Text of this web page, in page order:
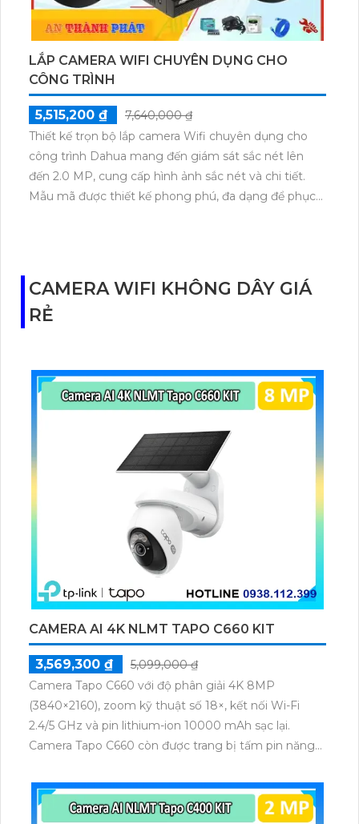
LẮP CAMERA WIFI CHUYÊN DỤNG CHO
CÔNG TRÌNH
5,515,200 ₫
7,640,000 ₫
Thiết kế trọn bộ lắp camera Wifi chuyên dụng cho
công trình Dahua mang đến giám sát sắc nét lên
đến 2.0 MP, cung cấp hình ảnh sắc nét và chi tiết.
Mẫu mã được thiết kế phong phú, đa dạng để phục
lại trải nghiệm quan sát tuyệt vời. Đây là lựa chọn
hoàn hảo cho việc giám sát an ninh trong công trình.
CAMERA WIFI KHÔNG DÂY GIÁ
RẺ
CAMERA AI 4K NLMT TAPO C660 KIT
3,569,300 ₫
5,099,000 ₫
Camera Tapo C660 với độ phân giải 4K 8MP
(3840×2160), zoom kỹ thuật số 18×, kết nối Wi-Fi
2.4/5 GHz và pin lithium-ion 10000 mAh sạc lại.
Camera Tapo C660 còn được trang bị tấm pin năng
thú cưng, phương tiện, lưu trữ thẻ microSD tối đa 512
GB.